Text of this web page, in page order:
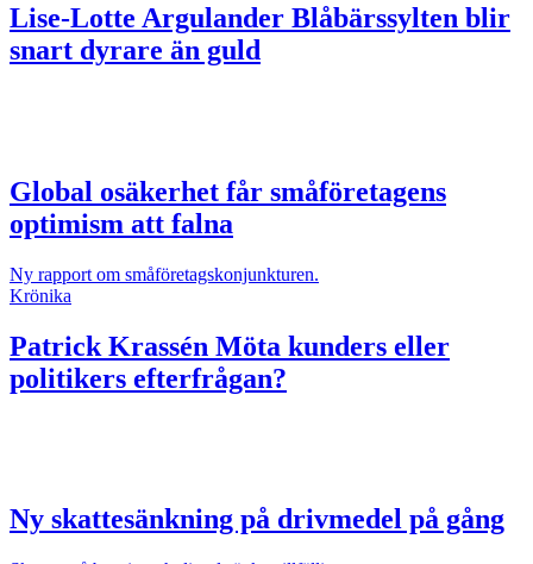
Lise-Lotte Argulander Blåbärssylten blir
snart dyrare än guld
Global osäkerhet får småföretagens
optimism att falna
Ny rapport om småföretagskonjunkturen.
Krönika
Patrick Krassén Möta kunders eller
politikers efterfrågan?
Ny skattesänkning på drivmedel på gång